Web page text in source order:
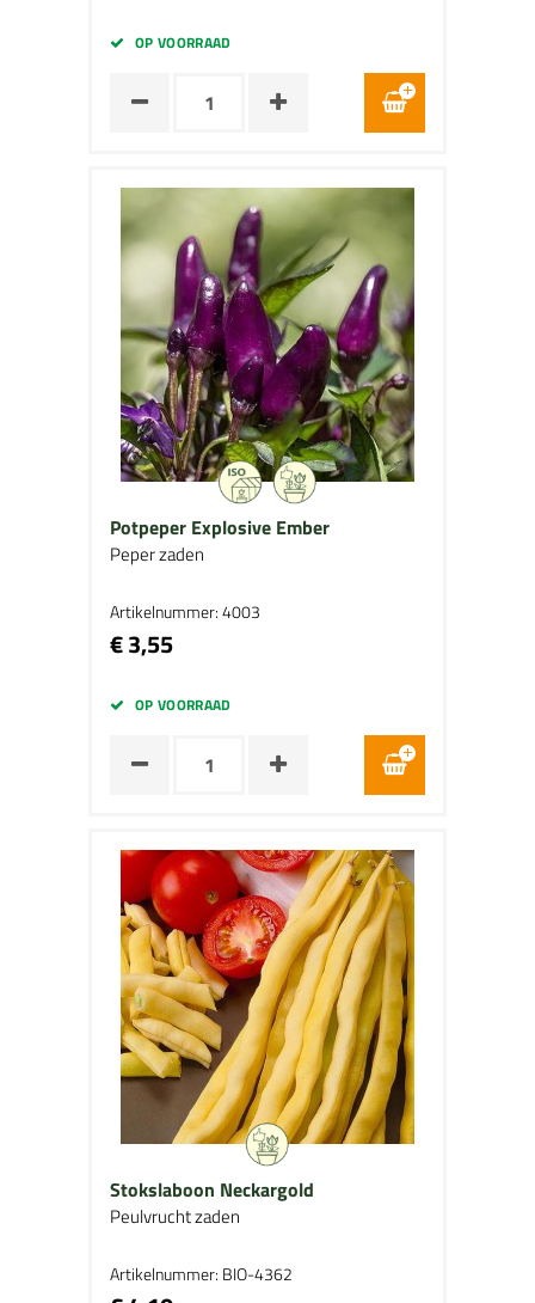
OP VOORRAAD
Potpeper Explosive Ember
Peper zaden
Artikelnummer: 4003
€ 3,55
OP VOORRAAD
Stokslaboon Neckargold
Peulvrucht zaden
Artikelnummer: BIO-4362